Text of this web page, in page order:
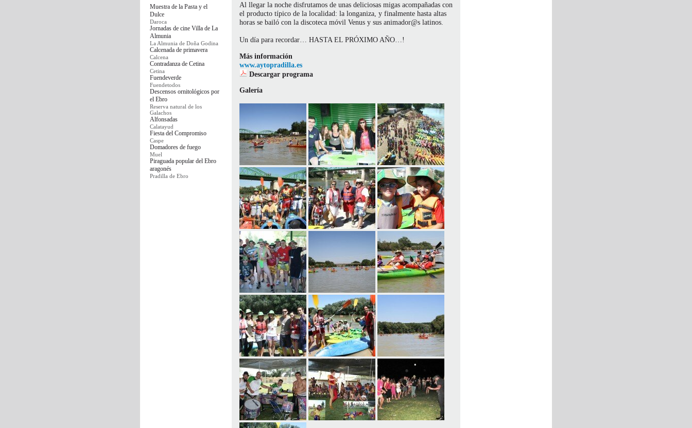
Al llegar la noche disfrutamos de unas deliciosas migas acompañadas con
el producto típico de la localidad: la longaniza, y finalmente hasta altas
horas se bailó con la discoteca móvil Venus y sus animador@s latinos.
Un día para recordar… HASTA EL PRÓXIMO AÑO…!
Más información
www.aytopradilla.es
Descargar programa
Galería
Muestra de la Pasta y el
Dulce
Daroca
Jornadas de cine Villa de La
Almunia
La Almunia de Doña Godina
Calcenada de primavera
Calcena
Contradanza de Cetina
Cetina
Fuendeverde
Fuendetodos
Descensos ornitológicos por
el Ebro
Reserva natural de los
Galachos
Alfonsadas
Calatayud
Fiesta del Compromiso
Caspe
Domadores de fuego
Muel
Piraguada popular del Ebro
aragonés
Pradilla de Ebro